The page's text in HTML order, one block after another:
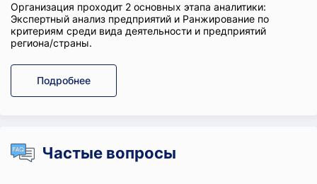
Организация проходит 2 основных этапа аналитики:
Экспертный анализ предприятий и Ранжирование по
критериям среди вида деятельности и предприятий
региона/страны.
Подробнее
Частые вопросы